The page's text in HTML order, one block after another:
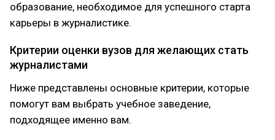
образование, необходимое для успешного старта
карьеры в журналистике.
Критерии оценки вузов для желающих стать
журналистами
Ниже представлены основные критерии, которые
помогут вам выбрать учебное заведение,
подходящее именно вам.